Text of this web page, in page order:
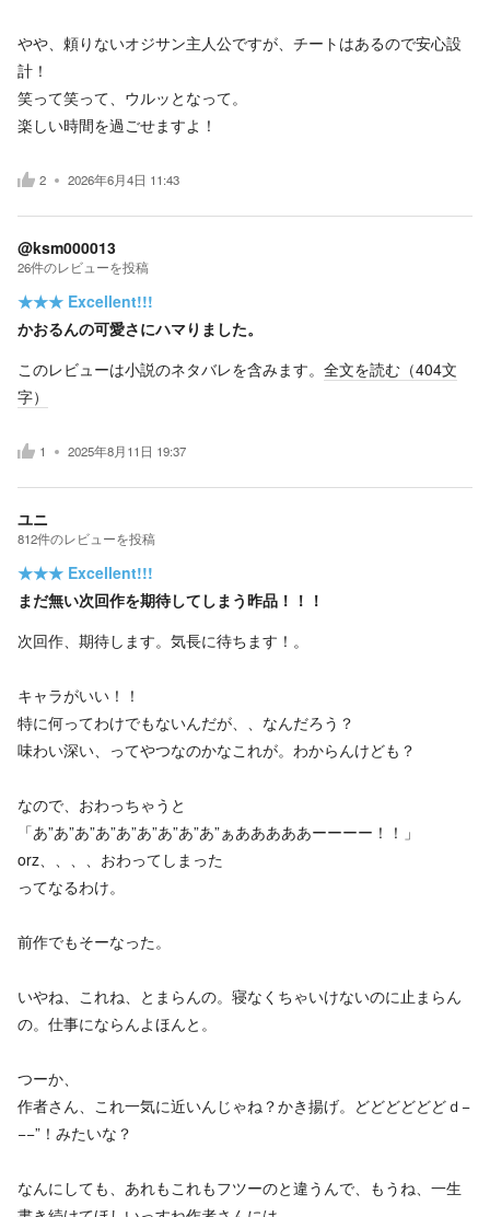
やや、頼りないオジサン主人公ですが、チートはあるので安心設
計！
笑って笑って、ウルッとなって。
楽しい時間を過ごせますよ！
2 2026年6月4日 11:43
@ksm000013
26件のレビューを投稿
★★★ Excellent!!!
かおるんの可愛さにハマりました。
このレビューは小説のネタバレを含みます。 全文を読む（404文
字）
1 2025年8月11日 19:37
ユニ
812件のレビューを投稿
★★★ Excellent!!!
まだ無い次回作を期待してしまう昨品！！！
次回作、期待します。気長に待ちます！。
キャラがいい！！
特に何ってわけでもないんだが、、なんだろう？
味わい深い、ってやつなのかなこれが。わからんけども？
なので、おわっちゃうと
「あ”あ”あ”あ”あ”あ”あ”あ”あ”ぁあああああーーーー！！」
orz、、、、おわってしまった
ってなるわけ。
前作でもそーなった。
いやね、これね、とまらんの。寝なくちゃいけないのに止まらん
の。仕事にならんよほんと。
つーか、
作者さん、これ一気に近いんじゃね？かき揚げ。どどどどどどｄ−
−−”！みたいな？
なんにしても、あれもこれもフツーのと違うんで、もうね、一生